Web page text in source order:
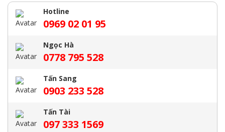
Hotline
0969 02 01 95
Ngọc Hà
0778 795 528
Tấn Sang
0903 233 528
Tấn Tài
097 333 1569